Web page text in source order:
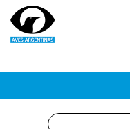
Pasar al contenido principal
Buscar